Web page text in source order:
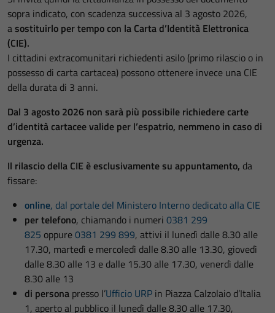
sopra indicato, con scadenza successiva al 3 agosto 2026,
asostituirlo per tempo con la Carta d’Identità Elettronica
(CIE).
I cittadini extracomunitari richiedenti asilo (primo rilascio o in
possesso di carta cartacea) possono ottenere invece una CIE
della durata di 3 anni.
Dal 3 agosto 2026 non sarà più possibile richiedere carte
d’identità cartacee valide per l’espatrio, nemmeno in caso di
urgenza.
Il rilascio della CIE è esclusivamente su appuntamento, da
fissare:
online, dal portale del Ministero Interno dedicato alla CIE
per telefono, chiamando i numeri 0381 299
825 oppure0381 299 899, attivi il lunedì dalle 8.30 alle
17.30, martedì e mercoledì dalle 8.30 alle 13.30, giovedì
dalle 8.30 alle 13 e dalle 15.30 alle 17.30, venerdì dalle
8.30 alle 13
di persona presso l’Ufficio URP in Piazza Calzolaio d’Italia
1, aperto al pubblico il lunedì dalle 8.30 alle 17.30,